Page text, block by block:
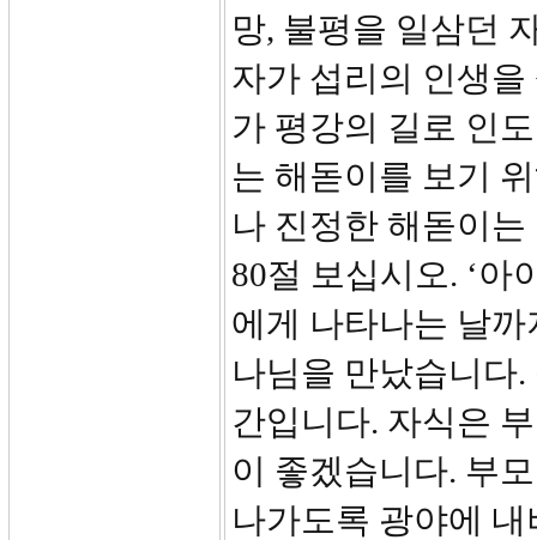
망, 불평을 일삼던
자가 섭리의 인생
가 평강의 길로 인
는 해돋이를 보기
나 진정한 해돋이
80절 보십시오. ‘아
에게 나타나는 날
나님을 만났습니다
간입니다. 자식은
이 좋겠습니다. 부
나가도록 광야에